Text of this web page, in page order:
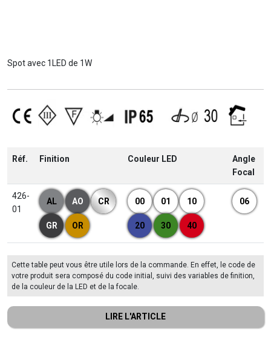
Spot avec 1LED de 1W
Réf. Finition Couleur LED
Angle
Focal
426-
01
AL AO CR
GR OR
00 01 10
20 30 40
06
Cette table peut vous être utile lors de la commande. En effet, le code de
votre produit sera composé du code initial, suivi des variables de finition,
de la couleur de la LED et de la focale.